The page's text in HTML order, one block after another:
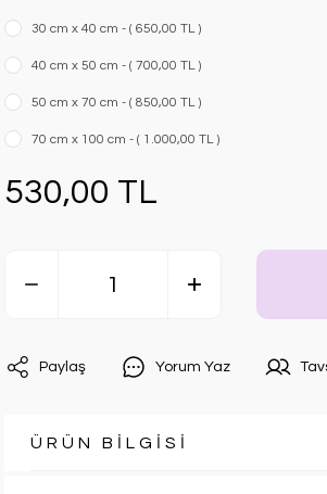
30 cm x 40 cm - ( 650,00 TL )
40 cm x 50 cm - ( 700,00 TL )
50 cm x 70 cm - ( 850,00 TL )
70 cm x 100 cm - ( 1.000,00 TL )
530,00 TL
Paylaş Yorum Yaz
ÜRÜN BİLGİSİ